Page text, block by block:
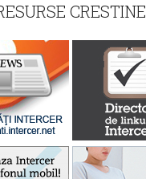
CRESTINE